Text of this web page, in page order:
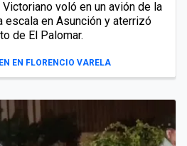
voló en un avión de la
escala en Asunción y aterrizó
de El Palomar.
EN FLORENCIO VARELA